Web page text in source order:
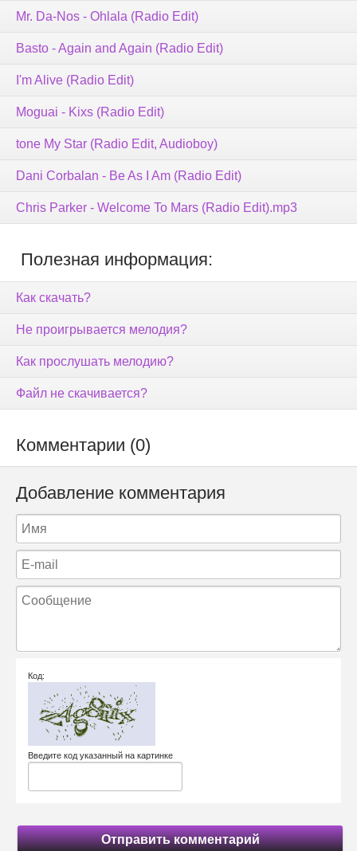
Mr. Da-Nos - Ohlala (Radio Edit)
Basto - Again and Again (Radio Edit)
I'm Alive (Radio Edit)
Moguai - Kixs (Radio Edit)
tone My Star (Radio Edit, Audioboy)
Dani Corbalan - Be As I Am (Radio Edit)
Сhris Parker - Welcome To Mars (Radio Edit).mp3
Полезная информация:
Как скачать?
Не проигрывается мелодия?
Как прослушать мелодию?
Файл не скачивается?
Комментарии (0)
Добавление комментария
Код:
Введите код указанный на картинке
Отправить комментарий